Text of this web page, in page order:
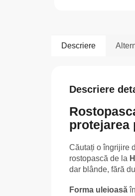
Descriere
Descriere
protejarea
Căutați o îngrijire
rostopască de la
dar blânde, fără
Forma uleioasă